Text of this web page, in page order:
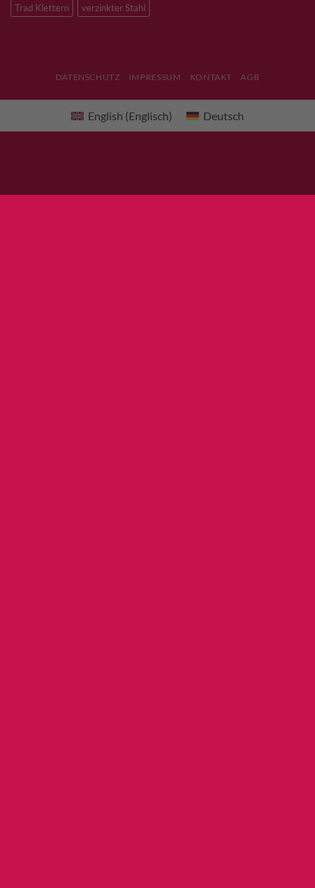
Trad Klettern
verzinkter Stahl
DATENSCHUTZ IMPRESSUM KONTAKT AGB
English (Englisch) Deutsch